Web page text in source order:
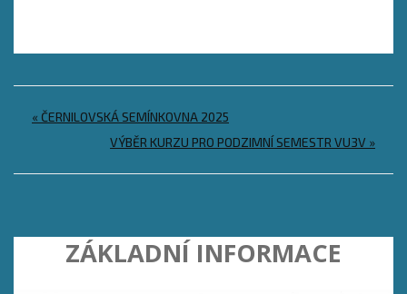
Navigace
příspěvek
« ČERNILOVSKÁ SEMÍNKOVNA 2025
VÝBĚR KURZU PRO PODZIMNÍ SEMESTR VU3V »
ZÁKLADNÍ INFORMACE